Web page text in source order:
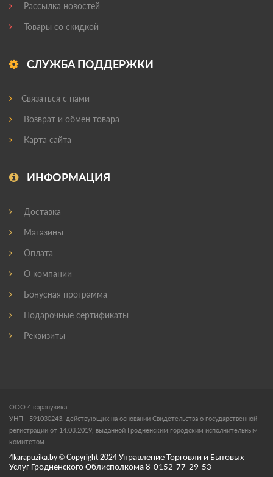
Рассылка новостей
Товары со скидкой
СЛУЖБА ПОДДЕРЖКИ
Связаться с нами
Возврат и обмен товара
Карта сайта
ИНФОРМАЦИЯ
Доставка
Магазины
Оплата
О компании
Бонусная программа
Подарочные сертификаты
Реквизиты
ООО 4 карапузика
УНП - 591030243, действующих на основании Свидетельства о государственной
регистрации от 14.03.2019, выданной Гродненским городским исполнительным
комитетом
4karapuzika.by © Copyright 2024 Управление Торговли и Бытовых
Услуг Гродненского Облисполкома 8-0152-77-29-53